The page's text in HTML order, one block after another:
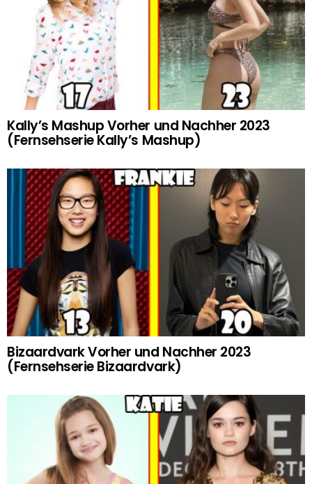
Kally’s Mashup Vorher und Nachher 2023
(Fernsehserie Kally’s Mashup)
Bizaardvark Vorher und Nachher 2023
(Fernsehserie Bizaardvark)